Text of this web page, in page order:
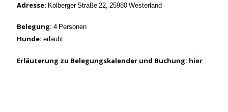
Adresse: Kolberger Straße 22, 25980 Westerland
Belegung: 4 Personen
Hunde: erlaubt
Erläuterung zu Belegungskalender und Buchung: hier